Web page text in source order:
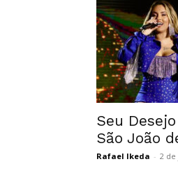
Seu
São João
Rafael Ikeda - 2 de